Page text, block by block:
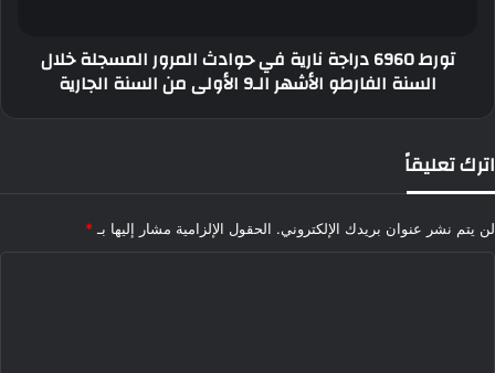
السنة
الفارطو
من
السنة
تورط 6960 دراجة نارية في حوادث المرور المسجلة خلال
السنة الفارطو الأشهر الـ9 الأولى من السنة الجارية
اترك تعليقاً
لن يتم نشر عنوان بريدك الإلكتروني. الحقول الإلزامية مشار إليها بـ *